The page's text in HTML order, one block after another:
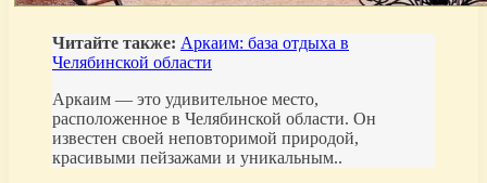
Читайте также: Аркаим: база отдыха в
Челябинской области
Аркаим — это удивительное место,
расположенное в Челябинской области. Он
известен своей неповторимой природой,
красивыми пейзажами и уникальным..